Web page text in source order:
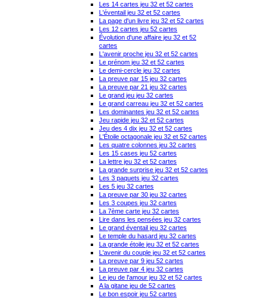
Les 14 cartes jeu 32 et 52 cartes
L'éventail jeu 32 et 52 cartes
La page d'un livre jeu 32 et 52 cartes
Les 12 cartes jeu 52 cartes
Évolution d'une affaire jeu 32 et 52
cartes
L'avenir proche jeu 32 et 52 cartes
Le prénom jeu 32 et 52 cartes
Le demi-cercle jeu 32 cartes
La preuve par 15 jeu 32 cartes
La preuve par 21 jeu 32 cartes
Le grand jeu jeu 32 cartes
Le grand carreau jeu 32 et 52 cartes
Les dominantes jeu 32 et 52 cartes
Jeu rapide jeu 32 et 52 cartes
Jeu des 4 dix jeu 32 et 52 cartes
L'Étoile octagonale jeu 32 et 52 cartes
Les quatre colonnes jeu 32 cartes
Les 15 cases jeu 52 cartes
La lettre jeu 32 et 52 cartes
La grande surprise jeu 32 et 52 cartes
Les 3 paquets jeu 32 cartes
Les 5 jeu 32 cartes
La preuve par 30 jeu 32 cartes
Les 3 coupes jeu 32 cartes
La 7ème carte jeu 32 cartes
Lire dans les pensées jeu 32 cartes
Le grand éventail jeu 32 cartes
Le temple du hasard jeu 32 cartes
La grande étoile jeu 32 et 52 cartes
L'avenir du couple jeu 32 et 52 cartes
La preuve par 9 jeu 52 cartes
La preuve par 4 jeu 32 cartes
Le jeu de l'amour jeu 32 et 52 cartes
A la gitane jeu de 52 cartes
Le bon espoir jeu 52 cartes